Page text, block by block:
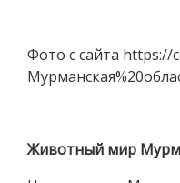
Фото с сайта https://
Животный мир